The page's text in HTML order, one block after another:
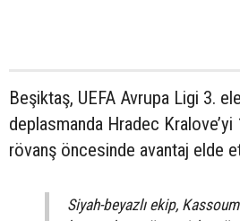
Beşiktaş, UEFA Avrupa Ligi 3.
deplasmanda Hradec
rövanş öncesinde avantaj elde
Siyah-beyazlı ekip, Kassoum